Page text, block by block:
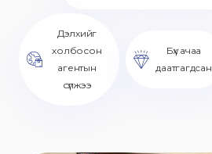
Дэлхийг
холбосон
агентын
сүлжээ
Бүх ачаа
даатгагдсан